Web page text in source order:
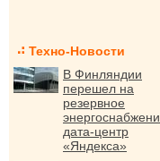
Техно-Новости
В Финляндии
перешел на
резервное
дата-центр
«Яндекса»